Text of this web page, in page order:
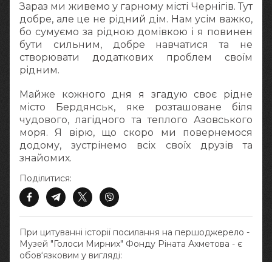
Зараз ми живемо у гарному місті Чернігів. Тут
добре, але це не рідний дім. Нам усім важко,
бо сумуємо за рідною домівкою і я повинен
бути сильним, добре навчатися та не
створювати додаткових проблем своїм
рідним.
Майже кожного дня я згадую своє рідне
місто Бердянськ, яке розташоване біля
чудового, лагідного та теплого Азовського
моря. Я вірю, що скоро ми повернемося
додому, зустрінемо всіх своїх друзів та
знайомих.
При цитуванні історії посилання на першоджерело -
Музей "Голоси Мирних" Фонду Ріната Ахметова - є
обов‘язковим у вигляді:
Поділитися: